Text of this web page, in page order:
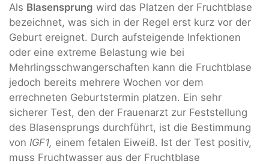
Als Blasensprung wird das Platzen der Fruchtblase
bezeichnet, was sich in der Regel erst kurz vor der
Geburt ereignet. Durch aufsteigende Infektionen
oder eine extreme Belastung wie bei
Mehrlingsschwangerschaften kann die Fruchtblase
jedoch bereits mehrere Wochen vor dem
errechneten Geburtstermin platzen. Ein sehr
sicherer Test, den der Frauenarzt zur Feststellung
des Blasensprungs durchführt, ist die Bestimmung
von IGF1, einem fetalen Eiweiß. Ist der Test positiv,
muss Fruchtwasser aus der Fruchtblase